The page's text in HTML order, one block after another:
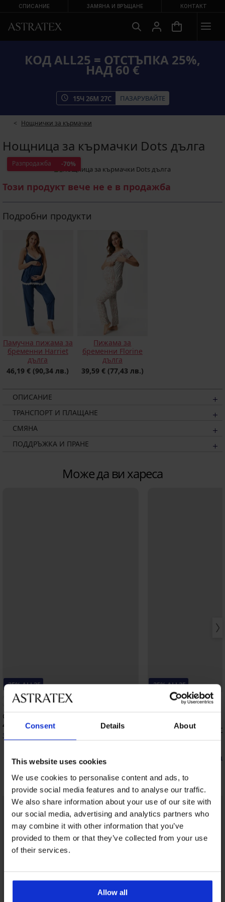
Consent Details About
This website uses cookies
We use cookies to personalise content and ads, to
provide social media features and to analyse our traffic.
We also share information about your use of our site with
our social media, advertising and analytics partners who
may combine it with other information that you’ve
provided to them or that they’ve collected from your use
of their services.
Allow all
СПИСАНИЕ ЗАМЯНА И ВРЪЩАНЕ КОНТАКТ
КОД ALL25 = ОТСТЪПКА 25%,
НАД 60 €
15Ч 26М 26С ПАЗАРУВАЙТЕ
Нощнички за кърмачки
Нощница за кърмачки Dots дълга
Разпродажба -70%
Този продукт вече не е в продажба
Подробни продукти
Памучна пижама за
бременни Harriet
дълга
46,19 € (90,34 лв.)
Пижама за
бременни Florine
дълга
39,59 € (77,43 лв.)
ОПИСАНИЕ
ТРАНСПОРТ И ПЛАЩАНЕ
СМЯНА
ПОДДРЪЖКА И ПРАНЕ
Може да ви хареса
-25% ALL25
Сутиен Violeta подплатен изглаждащ
40,99 €(80,17 лв.)
30,74 €
-25% ALL25
Сутиен Maia 4D Soft
подплатен
Открийте подобни артикули